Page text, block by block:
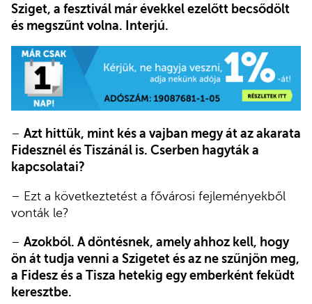
Sziget, a fesztivál már évekkel ezelőtt becsődölt
és megszűnt volna. Interjú.
– Azt hittük, mint kés a vajban megy át az akarata
Fidesznél és Tiszánál is. Cserben hagyták a
kapcsolatai?
– Ezt a következtetést a fővárosi fejleményekből
vonták le?
– Azokból. A döntésnek, amely ahhoz kell, hogy
ön át tudja venni a Szigetet és az ne szűnjön meg,
a Fidesz és a Tisza hetekig egy emberként feküdt
keresztbe.